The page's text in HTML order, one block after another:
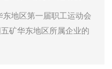
地区第一届职工运动会
矿华东地区所属企业的
齐聚赛场，共同参与了